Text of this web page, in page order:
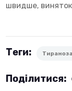
швидше,
Теги:
Поділитися: